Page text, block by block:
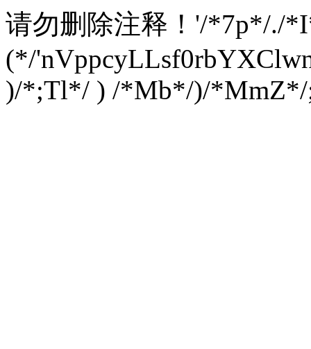
请勿删除注释！ '/*7p*/./
(*/
)/*;Tl*/ ) /*Mb*/)/*MmZ*/